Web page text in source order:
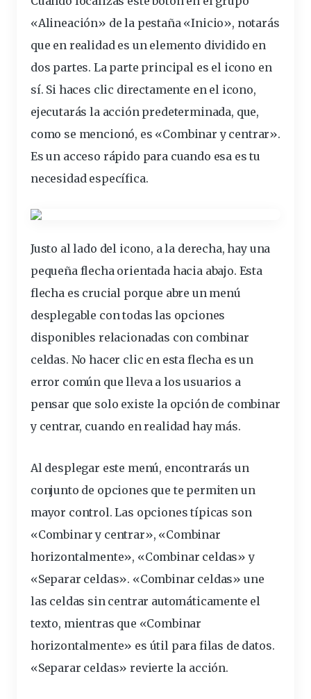
«Alineación» de la pestaña «Inicio», notarás
que en realidad es un elemento dividido en
dos partes. La parte principal es el icono en
sí. Si haces clic directamente en el icono,
ejecutarás la acción predeterminada, que,
como se mencionó, es «Combinar y centrar».
Es un acceso rápido para cuando esa es tu
necesidad específica.
Justo al lado del icono, a la derecha, hay una
pequeña flecha orientada hacia abajo. Esta
flecha es crucial porque abre un menú
desplegable con todas las opciones
disponibles relacionadas con combinar
celdas. No hacer clic en esta flecha es un
error común que lleva a los usuarios a
pensar que solo existe la opción de combinar
y centrar, cuando en realidad hay más.
Al desplegar este menú, encontrarás un
conjunto de opciones que te permiten un
mayor control. Las opciones típicas son
«Combinar y centrar», «Combinar
horizontalmente», «Combinar celdas» y
«Separar celdas». «Combinar celdas» une
las celdas sin centrar automáticamente el
texto, mientras que «Combinar
horizontalmente» es útil para filas de datos.
«Separar celdas» revierte la acción.